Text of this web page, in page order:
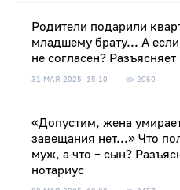
Родители подарили
младшему брату... А
не согласен? Разъясняет
31 МАЯ 2025, 15:10 2060
«Допустим, жена
завещания нет...» Что
муж, а что – сын?
нотариус